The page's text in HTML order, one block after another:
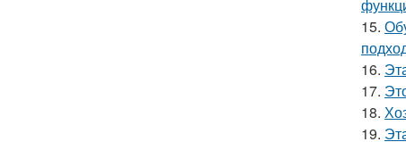
15.
16.
17.
18.
19.